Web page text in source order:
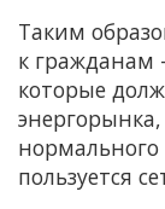
Таким
к гражданам
которые
пользуется